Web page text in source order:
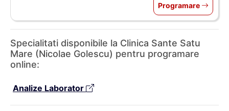
Programare
Specialitati disponibile la Clinica Sante Satu
Mare (Nicolae Golescu) pentru programare
online:
Analize Laborator